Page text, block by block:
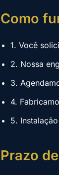
Como
1. Você
2. Nossa
3.
4.
5.
Prazo